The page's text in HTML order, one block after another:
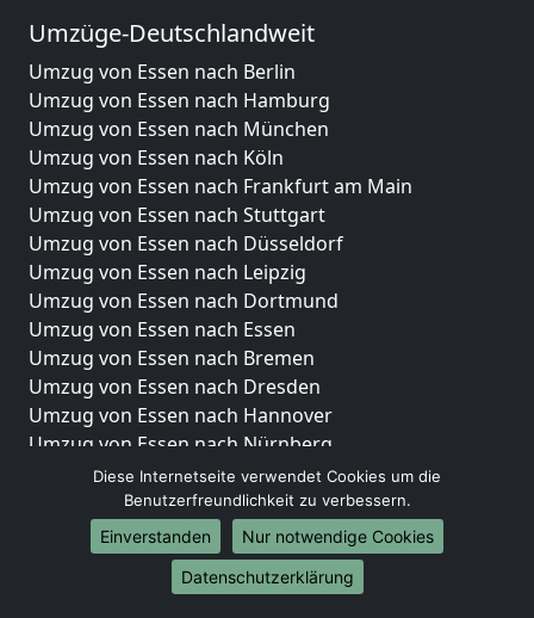
Umzüge-Deutschlandweit
Umzug von Essen nach Berlin
Umzug von Essen nach Hamburg
Umzug von Essen nach München
Umzug von Essen nach Köln
Umzug von Essen nach Frankfurt am Main
Umzug von Essen nach Stuttgart
Umzug von Essen nach Düsseldorf
Umzug von Essen nach Leipzig
Umzug von Essen nach Dortmund
Umzug von Essen nach Essen
Umzug von Essen nach Bremen
Umzug von Essen nach Dresden
Umzug von Essen nach Hannover
Umzug von Essen nach Nürnberg
Umzug von Essen nach Duisburg
Umzug von Essen nach Bochum
Umzug von Essen nach Wuppertal
Umzug von Essen nach Bielefeld
Umzug von Essen nach Bonn
Diese Internetseite verwendet Cookies um die
Benutzerfreundlichkeit zu verbessern.
Einverstanden
Nur notwendige Cookies
Datenschutzerklärung